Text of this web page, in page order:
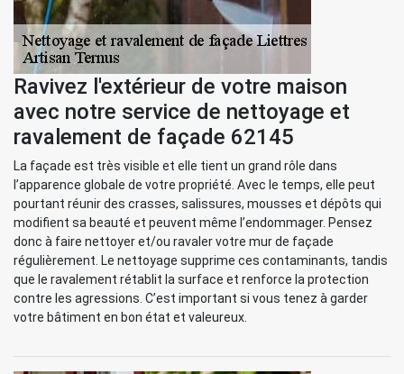
Ravivez l'extérieur de votre maison
avec notre service de nettoyage et
ravalement de façade 62145
La façade est très visible et elle tient un grand rôle dans
l’apparence globale de votre propriété. Avec le temps, elle peut
pourtant réunir des crasses, salissures, mousses et dépôts qui
modifient sa beauté et peuvent même l’endommager. Pensez
donc à faire nettoyer et/ou ravaler votre mur de façade
régulièrement. Le nettoyage supprime ces contaminants, tandis
que le ravalement rétablit la surface et renforce la protection
contre les agressions. C’est important si vous tenez à garder
votre bâtiment en bon état et valeureux.